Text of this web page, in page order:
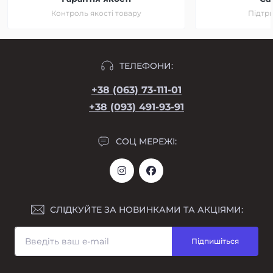
Контроль якості товару
ТЕЛЕФОНИ:
+38 (063) 73-111-01
+38 (093) 491-93-91
СОЦ МЕРЕЖІ:
СЛІДКУЙТЕ ЗА НОВИНКАМИ ТА АКЦІЯМИ:
Підпишіться